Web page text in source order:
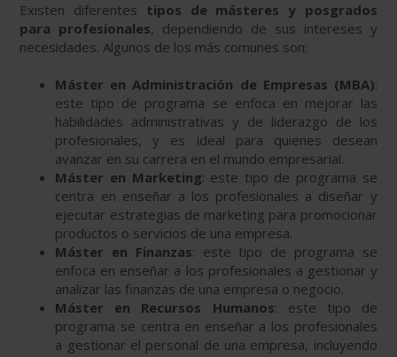
Existen diferentes tipos de másteres y posgrados
para profesionales, dependiendo de sus intereses y
necesidades. Algunos de los más comunes son:
Máster en Administración de Empresas (MBA):
este tipo de programa se enfoca en mejorar las
habilidades administrativas y de liderazgo de los
profesionales, y es ideal para quienes desean
avanzar en su carrera en el mundo empresarial.
Máster en Marketing: este tipo de programa se
centra en enseñar a los profesionales a diseñar y
ejecutar estrategias de marketing para promocionar
productos o servicios de una empresa.
Máster en Finanzas: este tipo de programa se
enfoca en enseñar a los profesionales a gestionar y
analizar las finanzas de una empresa o negocio.
Máster en Recursos Humanos: este tipo de
programa se centra en enseñar a los profesionales
a gestionar el personal de una empresa, incluyendo